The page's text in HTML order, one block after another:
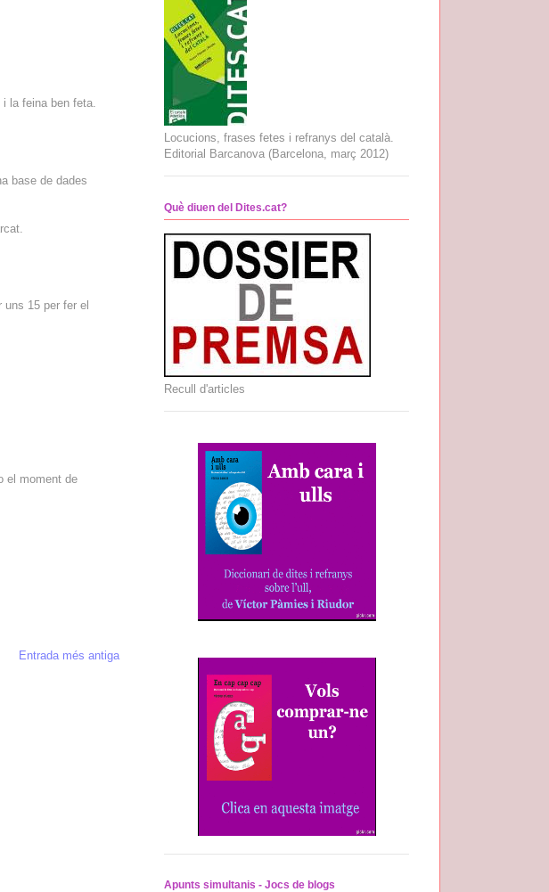
la feina ben feta.
base de dades
15 per fer el
el moment de
Entrada més antiga
Locucions, frases fetes i refranys del català.
Editorial Barcanova (Barcelona, març 2012)
Què diuen del Dites.cat?
Recull d'articles
Apunts simultanis - Jocs de blogs